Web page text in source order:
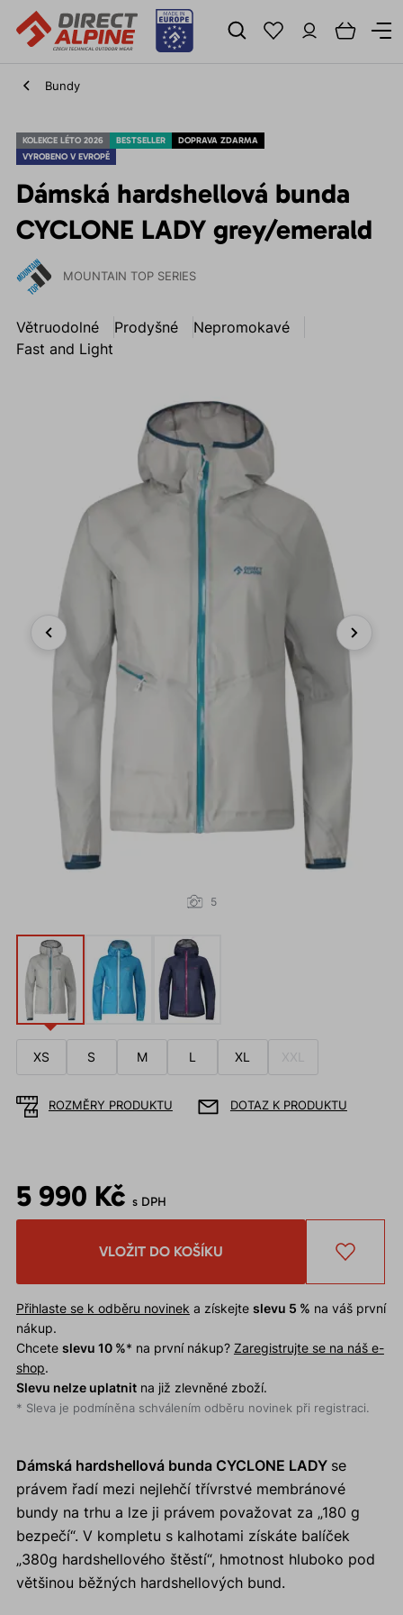
Bundy
KOLEKCE LÉTO 2026 BESTSELLER
DOPRAVA ZDARMA
VYROBENO V EVROPĚ
Dámská hardshellová bunda
CYCLONE LADY grey/emerald
MOUNTAIN TOP SERIES
Větruodolné Prodyšné
Nepromokavé
Fast and Light
5
XS S M L XL XXL
ROZMĚRY PRODUKTU DOTAZ K PRODUKTU
5 990 Kč s DPH
VLOŽIT DO KOŠÍKU
Přihlaste se k odběru novinek a získejte slevu 5 % na váš první
nákup.
Chcete slevu 10 %* na první nákup? Zaregistrujte se na náš e-
shop.
Slevu nelze uplatnitna již zlevněné zboží.
* Sleva je podmíněna schválením odběru novinek při registraci.
Dámská hardshellová bunda CYCLONE LADY se
právem řadí mezi nejlehčí třívrstvé membránové
bundy na trhu a lze ji právem považovat za „180 g
bezpečí“. V kompletu s kalhotami získáte balíček
„380g hardshellového štěstí“, hmotnost hluboko pod
většinou běžných hardshellových bund.